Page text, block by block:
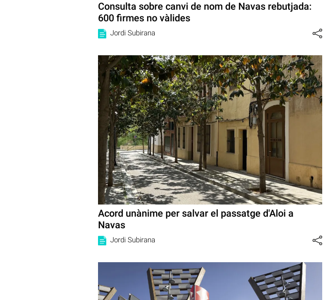
Consulta sobre canvi de nom de Navas rebutjada:
600 firmes no vàlides
Jordi Subirana
Acord unànime per salvar el passatge d'Aloi a
Navas
Jordi Subirana